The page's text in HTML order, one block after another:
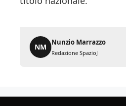
NM
Nunzio Marrazzo
Redazione SpazioJ